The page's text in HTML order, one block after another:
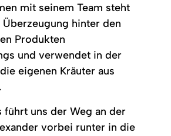
mit seinem Team steht
hinter den
Produkten
und verwendet in der
eigenen Kräuter aus
führt uns der Weg an der
vorbei runter in die